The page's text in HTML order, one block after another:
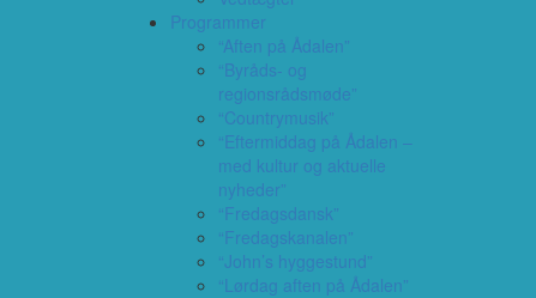
Programmer
“Aften på Ådalen”
“Byråds- og
regionsrådsmøde”
“Countrymusik”
“Eftermiddag på Ådalen –
med kultur og aktuelle
nyheder”
“Fredagsdansk”
“Fredagskanalen”
“John’s hyggestund”
“Lørdag aften på Ådalen”